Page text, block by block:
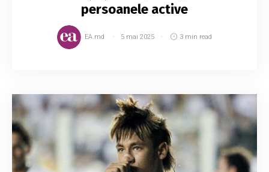
persoanele active
EA.md 5 mai 2025 3 min read